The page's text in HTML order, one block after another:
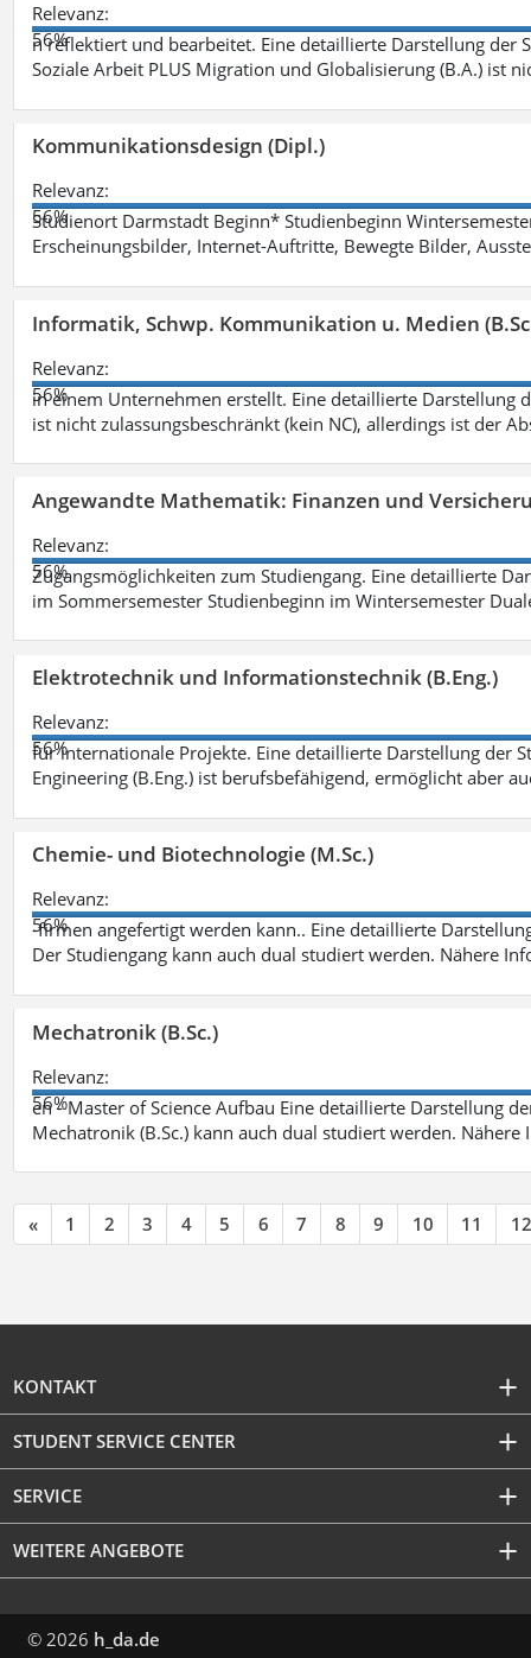
Relevanz:
56%
n reflektiert und bearbeitet. Eine detaillierte Darstellung der
Soziale Arbeit PLUS Migration und Globalisierung (B.A.) ist
Kommunikationsdesign (Dipl.)
Relevanz:
56%
Studienort Darmstadt Beginn* Studienbeginn
Erscheinungsbilder, Internet-Auftritte, Bewegte Bilder,
Informatik, Schwp. Kommunikation u. Medien
Relevanz:
56%
in einem Unternehmen erstellt. Eine detaillierte Darstellung
ist nicht zulassungsbeschränkt (kein NC), allerdings ist der
Angewandte Mathematik: Finanzen und
Relevanz:
56%
Zugangsmöglichkeiten zum Studiengang. Eine detaillierte
im Sommersemester Studienbeginn im Wintersemester
Elektrotechnik und Informationstechnik (B.Eng.)
Relevanz:
56%
für internationale Projekte. Eine detaillierte Darstellung der
Engineering (B.Eng.) ist berufsbefähigend, ermöglicht aber
Chemie- und Biotechnologie (M.Sc.)
Relevanz:
56%
-firmen angefertigt werden kann.. Eine detaillierte
Der Studiengang kann auch dual studiert werden. Nähere
Mechatronik (B.Sc.)
Relevanz:
56%
en - Master of Science Aufbau Eine detaillierte Darstellung
Mechatronik (B.Sc.) kann auch dual studiert werden.
« 1 2 3 4 5 6 7 8 9 10 11 12
KONTAKT
STUDENT SERVICE CENTER
SERVICE
WEITERE ANGEBOTE
© 2026 h_da.de